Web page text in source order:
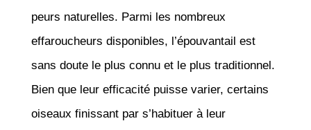
peurs naturelles. Parmi les nombreux
effaroucheurs disponibles, l’épouvantail est
sans doute le plus connu et le plus traditionnel.
Bien que leur efficacité puisse varier, certains
oiseaux finissant par s’habituer à leur